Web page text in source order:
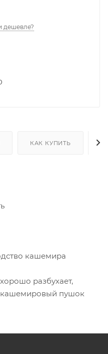
дешевле?
КАК КУПИТЬ
кашемира
разбухает,
кашемировый пушок